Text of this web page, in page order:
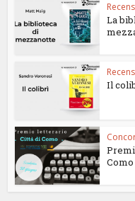
La
Il
Como